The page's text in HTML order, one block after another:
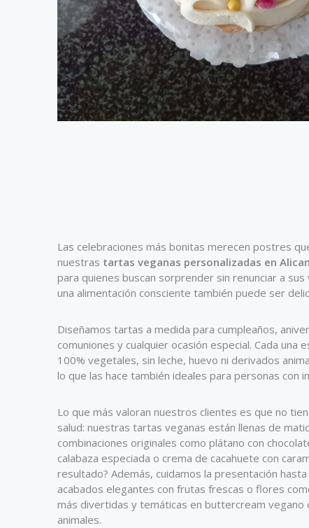
Las celebraciones más bonitas merecen postres
nuestras tartas veganas personalizadas en
para quienes buscan sorprender sin renunciar a sus
una alimentación consciente también puede ser
Diseñamos tartas a medida para cumpleaños,
comuniones y cualquier ocasión especial. Cada una
100% vegetales, sin leche, huevo ni derivados
lo que las hace también ideales para personas con
Lo que más valoran nuestros clientes es que no
salud: nuestras tartas veganas están llenas de
combinaciones originales como plátano con
calabaza especiada o crema de cacahuete con
resultado? Además, cuidamos la presentación
acabados elegantes con frutas frescas o flores
más divertidas y temáticas en buttercream vegano
animales.